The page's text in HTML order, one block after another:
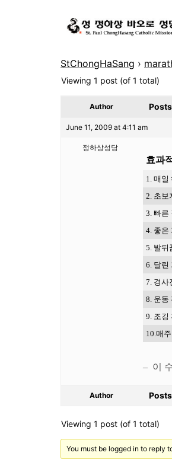
StChongHaSang ›
Viewing 1 post (of 1 total)
Author Posts
June 11, 2009 at 4:11 am
정하상성당
효과
1. 매일
2. 초보
3. 빠른
4. 좋은
5. 발뒤
6. 달린
7. 경사
8. 운동
9. 조깅
10.매주
– 이
Author Posts
Viewing 1 post (of 1 total)
You must be logged in to reply